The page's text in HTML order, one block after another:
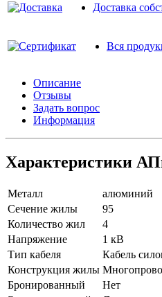
Доставка
Вся
Описание
Отзывы
Задать вопрос
Информация
Характеристики
Металл
алюминий
Сечение жилы
95
Количество жил
4
Напряжение
1 кВ
Тип кабеля
Кабель
Конструкция жилы
Бронированный
Нет